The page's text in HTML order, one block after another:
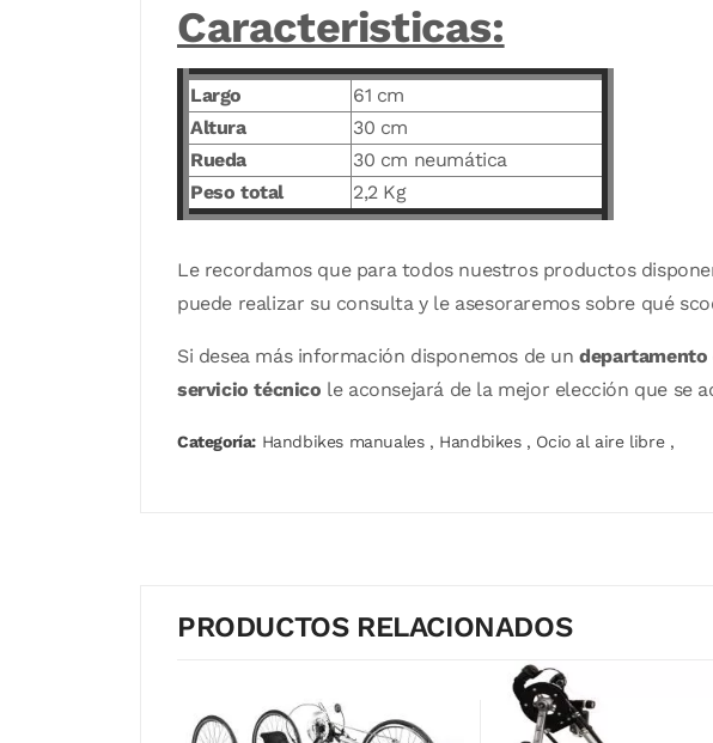
Caracteristicas:
Largo
61 cm
Altura
30 cm
Rueda
30 cm neumática
Peso total
2,2 Kg
Le recordamos que para todos nuestros productos
puede realizar su consulta y le asesoraremos sobre qué
Si desea más información disponemos de un
servicio técnico le aconsejará de la mejor elección que se
Categoría: Handbikes manuales, Handbikes, Ocio al aire libre,
PRODUCTOS RELACIONADOS